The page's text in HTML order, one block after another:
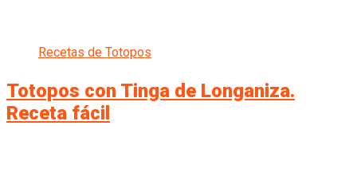
Recetas de Totopos
Totopos con Tinga de Longaniza.
Receta fácil